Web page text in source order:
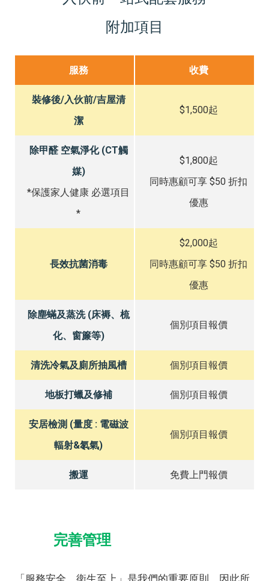
附加項目
服務 收費
裝修後/入伙前/吉屋清
潔
$1,500起
除甲醛 空氣淨化 (CT觸
媒)
*保護家人健康 必選項目
*
$1,800起
同時惠顧可享 $50 折扣
優惠
長效抗菌消毒
$2,000起
同時惠顧可享 $50 折扣
優惠
除塵蟎及蒸洗 (床褥、梳
化、窗簾等)
個別項目報價
清洗冷氣及廁所抽風槽 個別項目報價
地板打蠟及修補 個別項目報價
安居檢測 (量度 : 電磁波
輻射&氡氣)
個別項目報價
搬運 免費上門報價
完善管理
「服務安全、衛生至上」是我們的重要原則，因此所